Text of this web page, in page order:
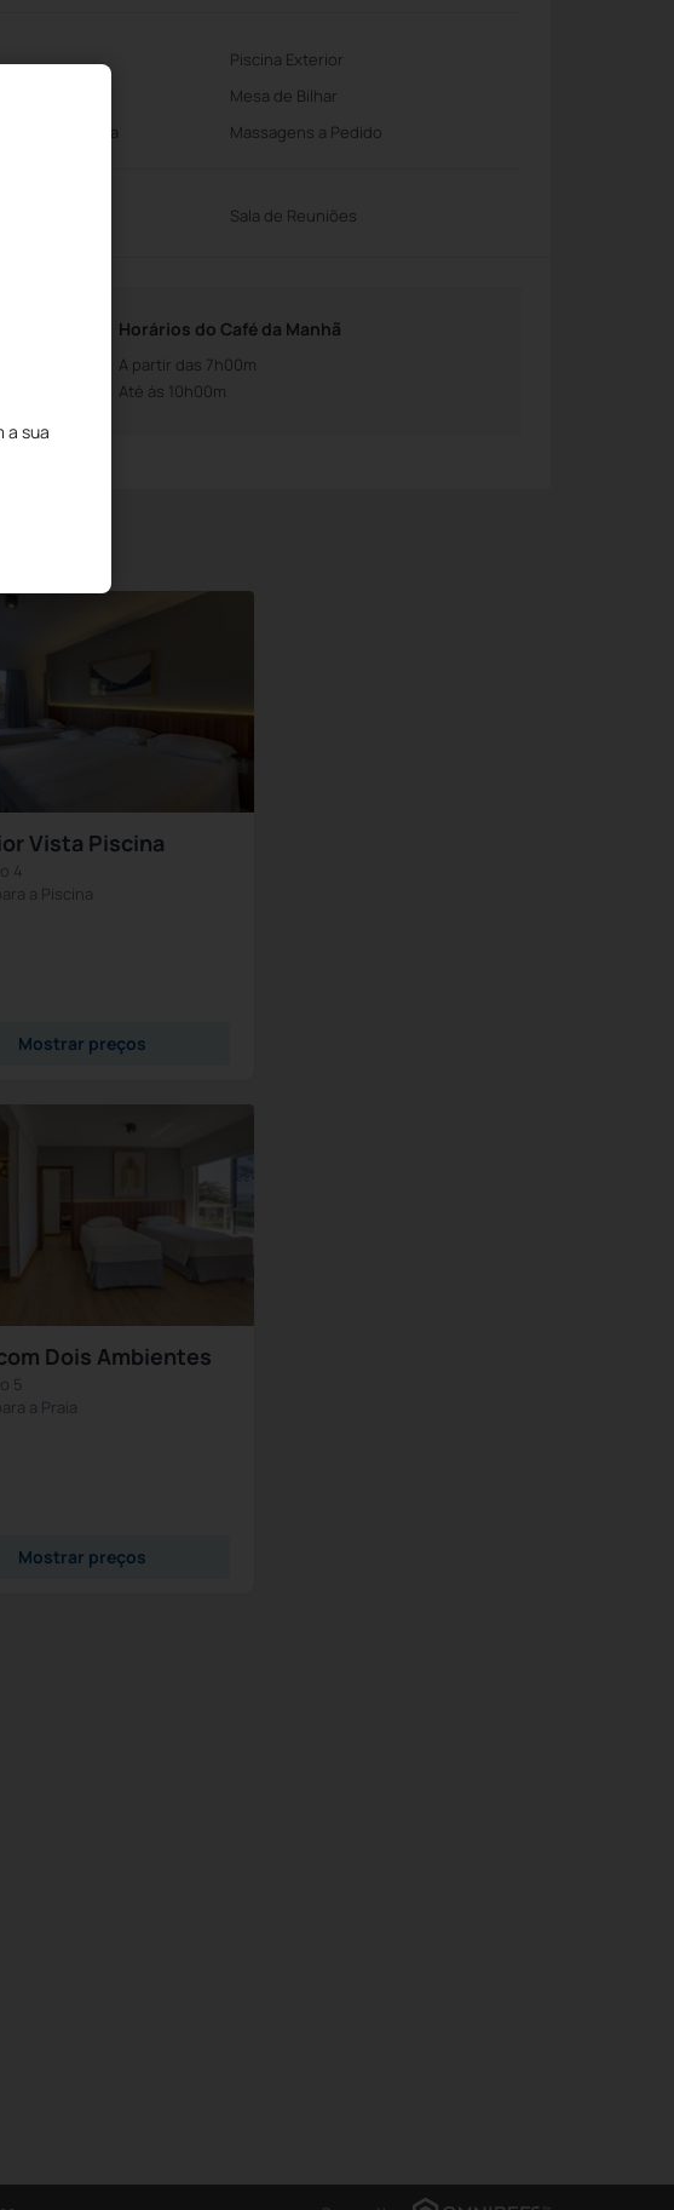
a sua
Piscina Exterior
Mesa de Bilhar
gratuita Massagens a Pedido
Sala de Reuniões
Horários do Café da Manhã
A partir das 7h00m
Até às 10h00m
Vista Piscina
4
a Piscina
Mostrar preços
Dois Ambientes
5
a Praia
Mostrar preços